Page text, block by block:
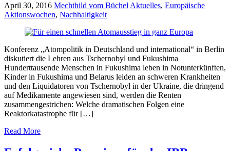
April 30, 2016 Mechthild vom Büchel Aktuelles, Europäische
Aktionswochen, Nachhaltigkeit
Konferenz „Atompolitik in Deutschland und international“ in Berlin
diskutiert die Lehren aus Tschernobyl und Fukushima
Hunderttausende Menschen in Fukushima leben in Notunterkünften,
Kinder in Fukushima und Belarus leiden an schweren Krankheiten
und den Liquidatoren von Tschernobyl in der Ukraine, die dringend
auf Medikamente angewiesen sind, werden die Renten
zusammengestrichen: Welche dramatischen Folgen eine
Reaktorkatastrophe für […]
Read More